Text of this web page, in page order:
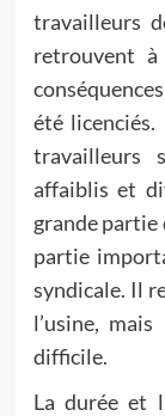
travailleurs
retrouvent
été
travailleurs
affaiblis et
grande partie
partie
syndicale. Il
l’usine,
difficile.
La durée et